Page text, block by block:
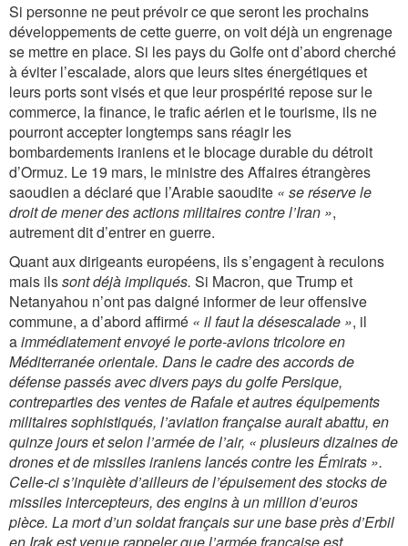
Si personne ne peut prévoir ce que seront les prochains
développements de cette guerre, on voit déjà un engrenage
se mettre en place. Si les pays du Golfe ont d’abord cherché
à éviter l’escalade, alors que leurs sites énergétiques et
leurs ports sont visés et que leur prospérité repose sur le
commerce, la finance, le trafic aérien et le tourisme, ils ne
pourront accepter longtemps sans réagir les
bombardements iraniens et le blocage durable du détroit
d’Ormuz. Le 19 mars, le ministre des Affaires étrangères
saoudien a déclaré que l’Arabie saoudite « se réserve le
droit de mener des actions militaires contre l’Iran »,
autrement dit d’entrer en guerre.
Quant aux dirigeants européens, ils s’engagent à reculons
mais ilssont déjà impliqués. Si Macron, que Trump et
Netanyahou n’ont pas daigné informer de leur offensive
commune, a d’abord affirmé « il faut la désescalade », il
aimmédiatement envoyé le porte-avions tricolore en
Méditerranée orientale. Dans le cadre des accords de
défense passés avec divers pays du golfe Persique,
contreparties des ventes de Rafale et autres équipements
militaires sophistiqués, l’aviation française aurait abattu, en
quinze jours et selon l’armée de l’air, « plusieurs dizainesde
drones et de missiles iraniens lancés contre les Émirats ».
Celle-ci s’inquiète d’ailleurs de l’épuisement des stocks de
missiles intercepteurs, des engins à un million d’euros
pièce. La mort d’un soldat français sur une base près d’Erbil